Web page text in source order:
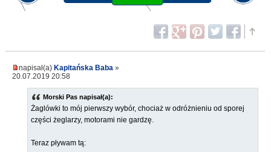
napisał(a) Kapitańska Baba »
20.07.2019 20:58
Morski Pas napisał(a):
Żaglówki to mój pierwszy wybór, chociaż w odróżnieniu od sporej
części żeglarzy, motorami nie gardzę.
Teraz pływam tą: